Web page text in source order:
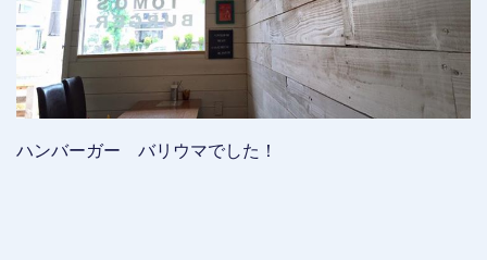
ハンバーガー バリウマでした！